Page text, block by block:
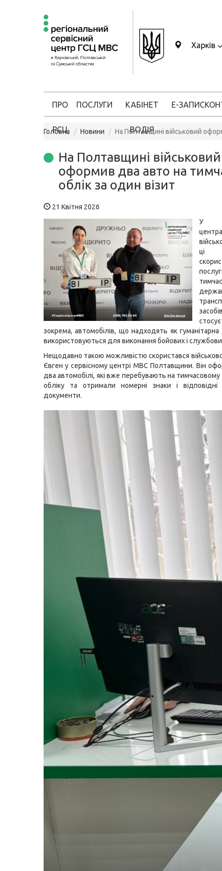
Харків
ПРО
РСЦ
ПОСЛУГИ КАБІНЕТ
ВОДІЯ
Е-ЗАПИС
Головна Новини На Полтавщині військовий
На Полтавщині військовий
оформив два авто на
облік за один візит
21 Квітня 2026
У
ці
зокрема, автомобілів, що надходять як
використовуються для виконання бойових і
Нещодавно такою можливістю скористався
Євген у сервісному центрі МВС Полтавщини. Він
два автомобілі, які вже перебувають на
обліку та отримали номерні знаки і відповідні
документи.